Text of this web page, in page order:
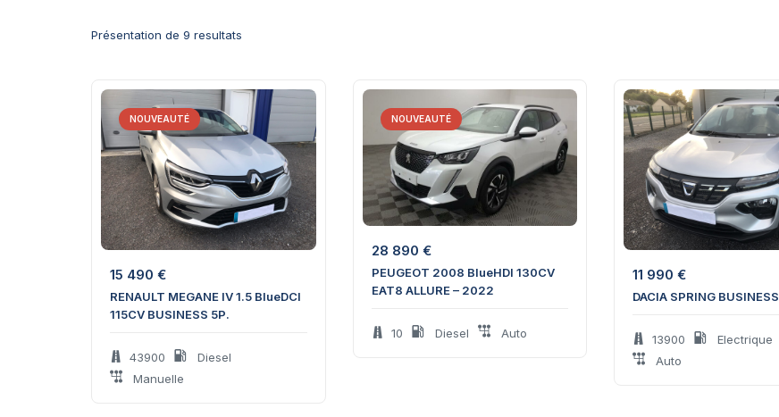
Présentation de 9 resultats
NOUVEAUTÉ
15 490 €
RENAULT MEGANE IV 1.5 BlueDCI
115CV BUSINESS 5P.
43900
Diesel
Manuelle
NOUVEAUTÉ
28 890 €
PEUGEOT 2008 BlueHDI 130CV
EAT8 ALLURE – 2022
10 Diesel Auto
11 990 €
DACIA SPRING BUSINESS
13900
Electrique
Auto